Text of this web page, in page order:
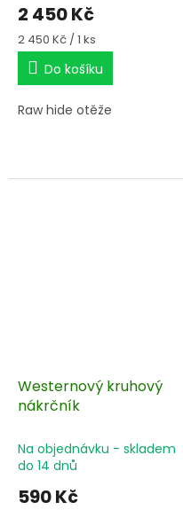
2 450 Kč
Měrná
cena:
2 450 Kč / 1 ks
Do košíku
Raw hide otěže
Westernový kruhový
nákrčník
Na objednávku - skladem
do 14 dnů
590 Kč